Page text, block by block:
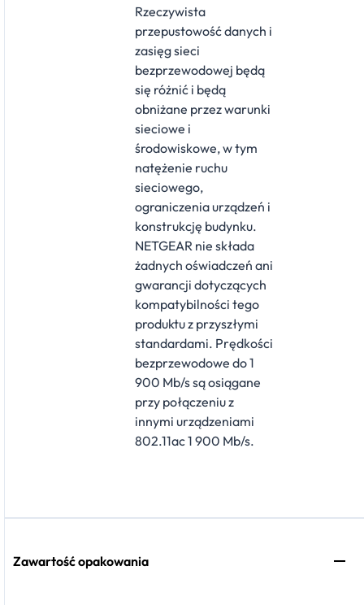
Rzeczywista
przepustowość danych i
zasięg sieci
bezprzewodowej będą
się różnić i będą
obniżane przez warunki
sieciowe i
środowiskowe, w tym
natężenie ruchu
sieciowego,
ograniczenia urządzeń i
konstrukcję budynku.
NETGEAR nie składa
żadnych oświadczeń ani
gwarancji dotyczących
kompatybilności tego
produktu z przyszłymi
standardami. Prędkości
bezprzewodowe do 1
900 Mb/s są osiągane
przy połączeniu z
innymi urządzeniami
802.11ac 1 900 Mb/s.
Zawartość opakowania